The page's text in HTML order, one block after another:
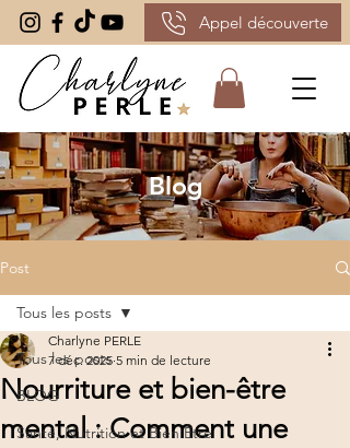
Appel découverte
Blog
Post
Tous les posts
BLOG
Santé, Nutrition et Bien Être
Tous les posts
Nourriture et bien-être
mental : Comment une
Charlyne PERLE
7 déc. 2025 5 min de lecture